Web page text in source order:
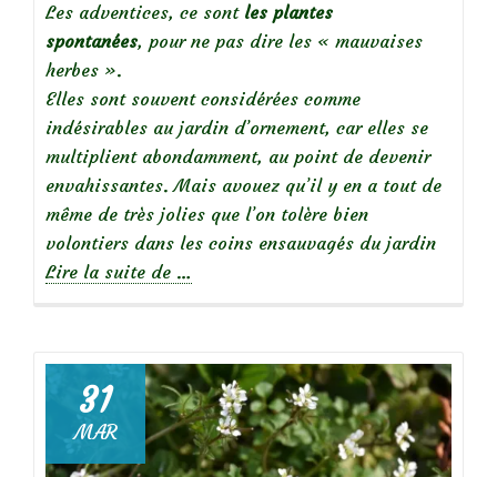
Les adventices, ce sont les plantes
spontanées, pour ne pas dire les « mauvaises
herbes ».
Elles sont souvent considérées comme
indésirables au jardin d’ornement, car elles se
multiplient abondamment, au point de devenir
envahissantes. Mais avouez qu’il y en a tout de
même de très jolies que l’on tolère bien
volontiers dans les coins ensauvagés du jardin
Lire la suite de à
jolies
adventices…
…
31
MAR